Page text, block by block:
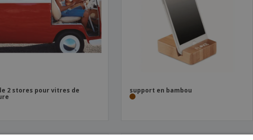
2 stores pour vitres de support en bambou